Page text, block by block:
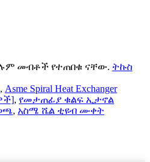
መብቶች የተጠበቁ ናቸው. ትኩስ
, Asme Spiral Heat Exchanger
, የመታጠፊያ ቁልፍ ኢታኖል
, አስሜ ሼል ቲዩብ ሙቀት